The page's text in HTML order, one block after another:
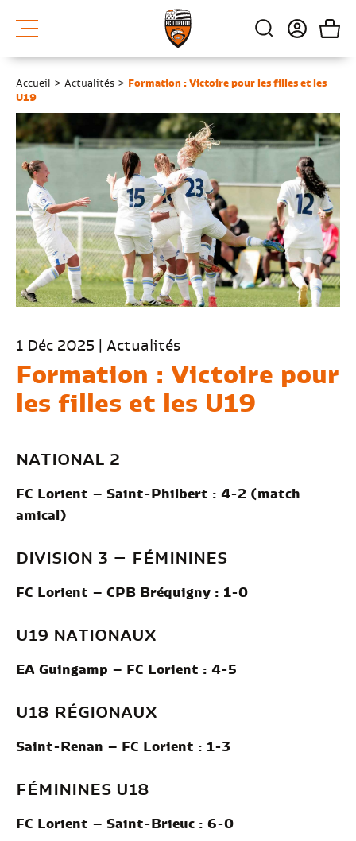
Accueil > Actualités >
Formation : Victoire pour les filles et les
U19
1 Déc 2025 | Actualités
Formation : Victoire pour
les filles et les U19
NATIONAL 2
FC Lorient – Saint-Philbert : 4-2 (match
amical)
DIVISION 3 – FÉMININES
FC Lorient – CPB Bréquigny : 1-0
U19 NATIONAUX
EA Guingamp – FC Lorient : 4-5
U18 RÉGIONAUX
Saint-Renan – FC Lorient : 1-3
FÉMININES U18
FC Lorient – Saint-Brieuc : 6-0